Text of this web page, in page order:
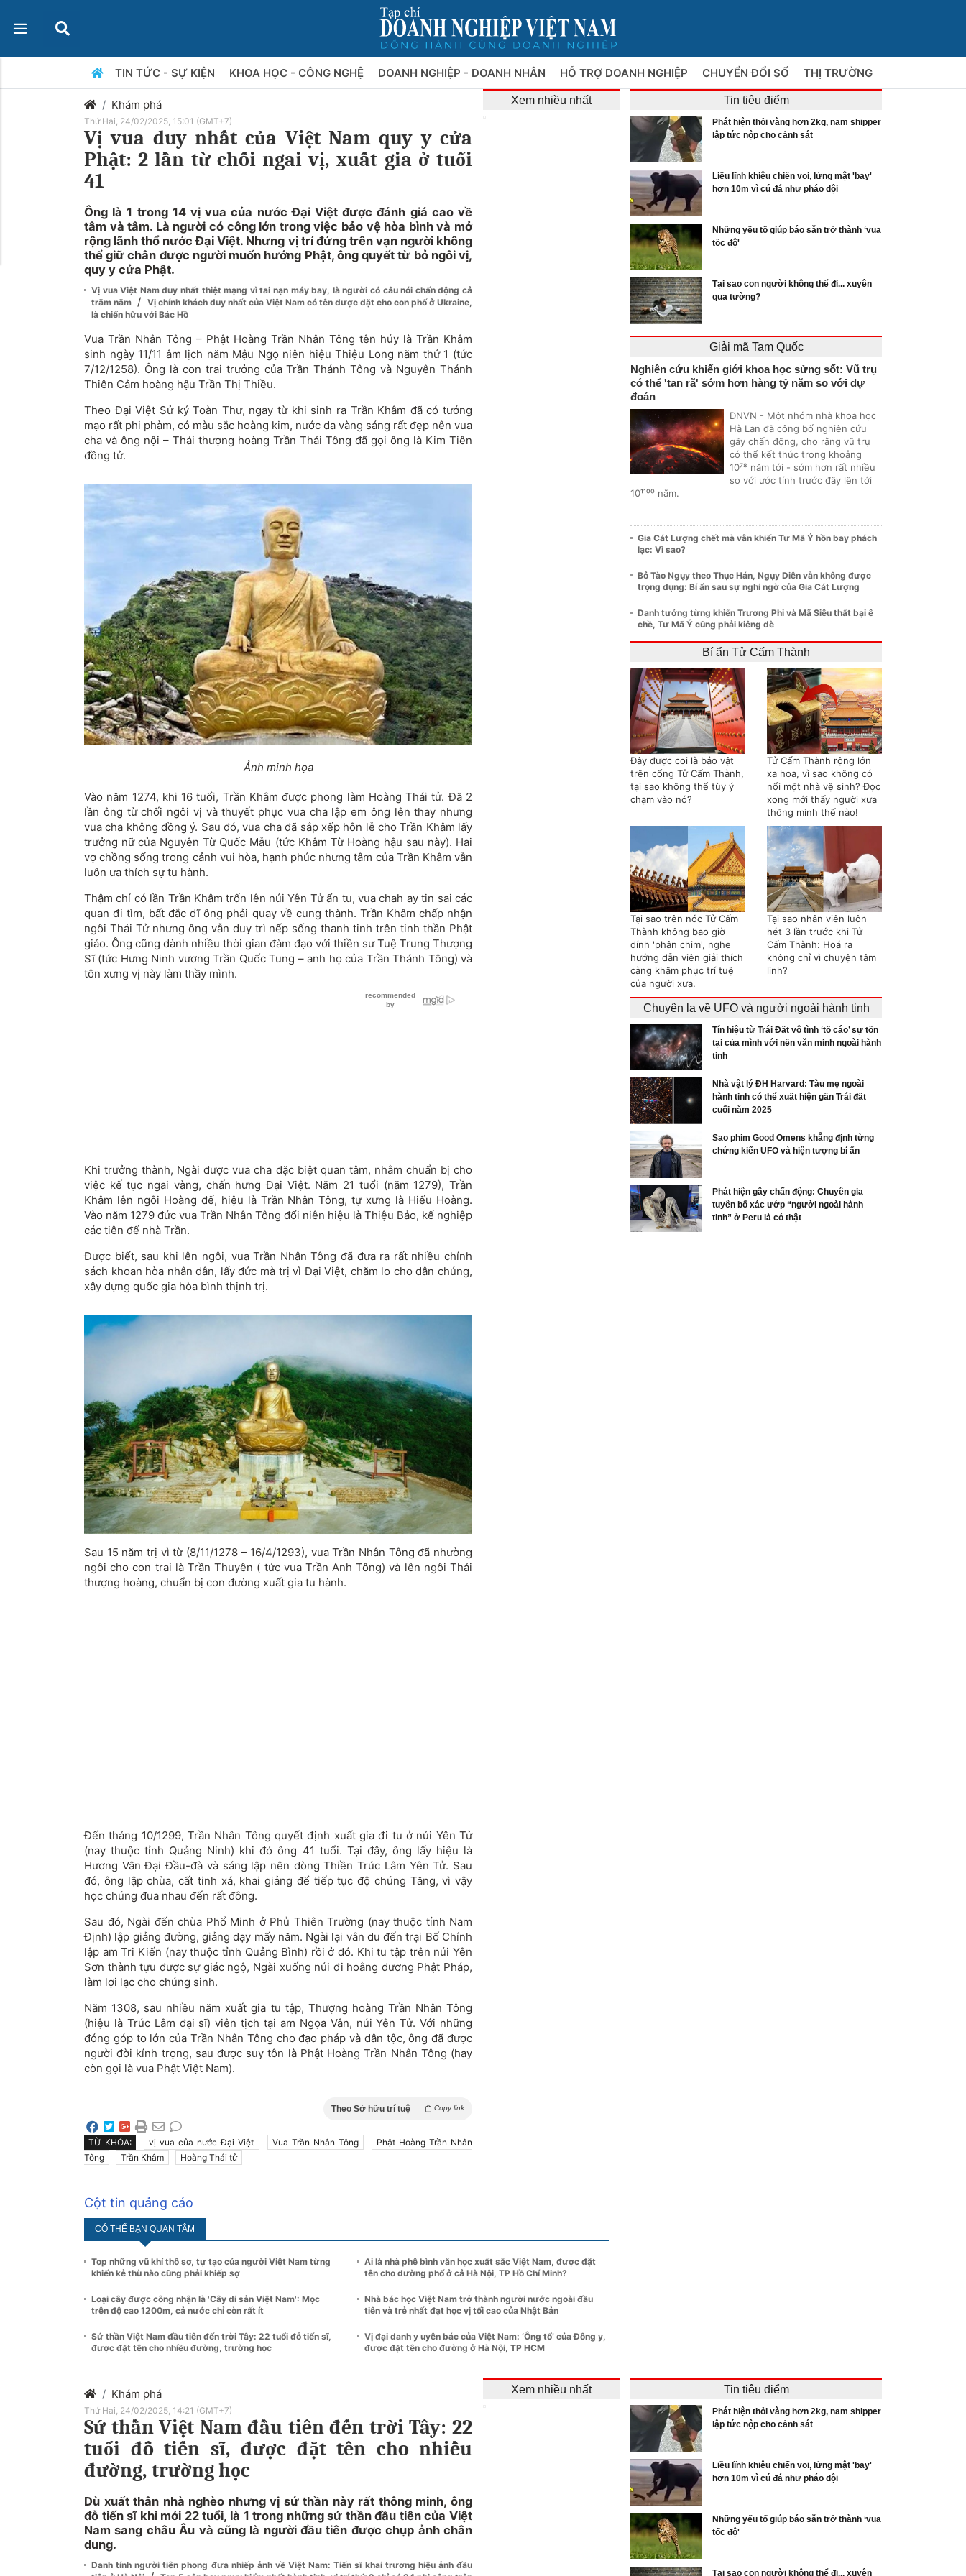
TIN TỨC - SỰ KIỆN KHOA HỌC - CÔNG NGHỆ DOANH NGHIỆP - DOANH NHÂN HỖ TRỢ DOANH NGHIỆP CHUYỂN ĐỔI SỐ THỊ TRƯỜNG
Khám phá
Thứ Hai, 24/02/2025, 15:01 (GMT+7)
Vị vua duy nhất của Việt Nam quy y cửa
Phật: 2 lần từ chối ngai vị, xuất gia ở tuổi
41
Ông là 1 trong 14 vị vua của nước Đại Việt được đánh giá cao về
tâm và tâm. Là người có công lớn trong việc bảo vệ hòa bình và mở
rộng lãnh thổ nước Đại Việt. Nhưng vị trí đứng trên vạn người không
thể giữ chân được người muốn hướng Phật, ông quyết từ bỏ ngôi vị,
quy y cửa Phật.
Vị vua Việt Nam duy nhất thiệt mạng vì tai nạn máy bay, là người có câu nói chấn động cả
trăm năm / Vị chính khách duy nhất của Việt Nam có tên được đặt cho con phố ở Ukraine,
là chiến hữu với Bác Hồ
Vua Trần Nhân Tông – Phật Hoàng Trần Nhân Tông tên húy là Trần Khâm
sinh ngày 11/11 âm lịch năm Mậu Ngọ niên hiệu Thiệu Long năm thứ 1 (tức
7/12/1258). Ông là con trai trưởng của Trần Thánh Tông và Nguyên Thánh
Thiên Cảm hoàng hậu Trần Thị Thiều.
Theo Đại Việt Sử ký Toàn Thư, ngay từ khi sinh ra Trần Khâm đã có tướng
mạo rất phi phàm, có màu sắc hoàng kim, nước da vàng sáng rất đẹp nên vua
cha và ông nội – Thái thượng hoàng Trần Thái Tông đã gọi ông là Kim Tiên
đồng tử.
Ảnh minh họa
Vào năm 1274, khi 16 tuổi, Trần Khâm được phong làm Hoàng Thái tử. Đã 2
lần ông từ chối ngôi vị và thuyết phục vua cha lập em ông lên thay nhưng
vua cha không đồng ý. Sau đó, vua cha đã sắp xếp hôn lễ cho Trần Khâm lấy
trưởng nữ của Nguyên Từ Quốc Mẫu (tức Khâm Từ Hoàng hậu sau này). Hai
vợ chồng sống trong cảnh vui hòa, hạnh phúc nhưng tâm của Trần Khâm vẫn
luôn ưa thích sự tu hành.
Thậm chí có lần Trần Khâm trốn lên núi Yên Tử ẩn tu, vua chah ay tin sai các
quan đi tìm, bất đắc dĩ ông phải quay về cung thành. Trần Khâm chấp nhận
ngôi Thái Tử nhưng ông vẫn duy trì nếp sống thanh tinh trên tinh thần Phật
giáo. Ông cũng dành nhiều thời gian đàm đạo với thiền sư Tuệ Trung Thượng
Sĩ (tức Hưng Ninh vương Trần Quốc Tung – anh họ của Trần Thánh Tông) và
tôn xưng vị này làm thầy mình.
Khi trưởng thành, Ngài được vua cha đặc biệt quan tâm, nhằm chuẩn bị cho
việc kế tục ngai vàng, chấn hưng Đại Việt. Năm 21 tuổi (năm 1279), Trần
Khâm lên ngôi Hoàng đế, hiệu là Trần Nhân Tông, tự xưng là Hiếu Hoàng.
Vào năm 1279 đức vua Trần Nhân Tông đổi niên hiệu là Thiệu Bảo, kế nghiệp
các tiên đế nhà Trần.
Được biết, sau khi lên ngôi, vua Trần Nhân Tông đã đưa ra rất nhiều chính
sách khoan hòa nhân dân, lấy đức mà trị vì Đại Việt, chăm lo cho dân chúng,
xây dựng quốc gia hòa bình thịnh trị.
Sau 15 năm trị vì từ (8/11/1278 – 16/4/1293), vua Trần Nhân Tông đã nhường
ngôi cho con trai là Trần Thuyên ( tức vua Trần Anh Tông) và lên ngôi Thái
thượng hoàng, chuẩn bị con đường xuất gia tu hành.
Đến tháng 10/1299, Trần Nhân Tông quyết định xuất gia đi tu ở núi Yên Tử
(nay thuộc tỉnh Quảng Ninh) khi đó ông 41 tuổi. Tại đây, ông lấy hiệu là
Hương Vân Đại Đầu-đà và sáng lập nên dòng Thiền Trúc Lâm Yên Tử. Sau
đó, ông lập chùa, cất tinh xá, khai giảng để tiếp tục độ chúng Tăng, vì vậy
học chúng đua nhau đến rất đông.
Sau đó, Ngài đến chùa Phổ Minh ở Phủ Thiên Trường (nay thuộc tỉnh Nam
Định) lập giảng đường, giảng dạy mấy năm. Ngài lại vân du đến trại Bố Chính
lập am Tri Kiến (nay thuộc tỉnh Quảng Bình) rồi ở đó. Khi tu tập trên núi Yên
Sơn thành tựu được sự giác ngộ, Ngài xuống núi đi hoằng dương Phật Pháp,
làm lợi lạc cho chúng sinh.
Năm 1308, sau nhiều năm xuất gia tu tập, Thượng hoàng Trần Nhân Tông
(hiệu là Trúc Lâm đại sĩ) viên tịch tại am Ngọa Vân, núi Yên Tử. Với những
đóng góp to lớn của Trần Nhân Tông cho đạo pháp và dân tộc, ông đã được
người đời kính trọng, sau được suy tôn là Phật Hoàng Trần Nhân Tông (hay
còn gọi là vua Phật Việt Nam).
Theo Sở hữu trí tuệ Copy link
TỪ KHÓA: vị vua của nước Đại Việt Vua Trần Nhân Tông
Phật Hoàng Trần Nhân
Tông
Trần Khâm Hoàng Thái tử
Xem nhiều nhất
Cột tin quảng cáo
CÓ THỂ BẠN QUAN TÂM
Top những vũ khí thô sơ, tự tạo của người Việt Nam từng
khiến kẻ thù nào cũng phải khiếp sợ
Loại cây được công nhận là 'Cây di sản Việt Nam': Mọc
trên độ cao 1200m, cả nước chỉ còn rất ít
Sứ thần Việt Nam đầu tiên đến trời Tây: 22 tuổi đỗ tiến sĩ,
được đặt tên cho nhiều đường, trường học
Ai là nhà phê bình văn học xuất sắc Việt Nam, được đặt
tên cho đường phố ở cả Hà Nội, TP Hồ Chí Minh?
Nhà bác học Việt Nam trở thành người nước ngoài đầu
tiên và trẻ nhất đạt học vị tối cao của Nhật Bản
Vị đại danh y uyên bác của Việt Nam: ‘Ông tổ’ của Đông y,
được đặt tên cho đường ở Hà Nội, TP HCM
Tin tiêu điểm
Phát hiện thỏi vàng hơn 2kg, nam shipper
lập tức nộp cho cảnh sát
Liều lĩnh khiêu chiến voi, lửng mật 'bay'
hơn 10m vì cú đá như pháo dội
Những yếu tố giúp báo săn trở thành ‘vua
tốc độ'
Tại sao con người không thể đi... xuyên
qua tường?
Giải mã Tam Quốc
Nghiên cứu khiến giới khoa học sửng sốt: Vũ trụ
có thể 'tan rã' sớm hơn hàng tỷ năm so với dự
đoán
DNVN - Một nhóm nhà khoa học
Hà Lan đã công bố nghiên cứu
gây chấn động, cho rằng vũ trụ
có thể kết thúc trong khoảng
10⁷⁸ năm tới - sớm hơn rất nhiều
so với ước tính trước đây lên tới
10¹¹⁰⁰ năm.
Gia Cát Lượng chết mà vẫn khiến Tư Mã Ý hồn bay phách
lạc: Vì sao?
Bỏ Tào Ngụy theo Thục Hán, Ngụy Diên vẫn không được
trọng dụng: Bí ẩn sau sự nghi ngờ của Gia Cát Lượng
Danh tướng từng khiến Trương Phi và Mã Siêu thất bại ê
chề, Tư Mã Ý cũng phải kiêng dè
Bí ẩn Tử Cấm Thành
Đây được coi là bảo vật
trên cổng Tử Cấm Thành,
tại sao không thể tùy ý
chạm vào nó?
Tử Cấm Thành rộng lớn
xa hoa, vì sao không có
nổi một nhà vệ sinh? Đọc
xong mới thấy người xưa
thông minh thế nào!
Tại sao trên nóc Tử Cấm
Thành không bao giờ
dính 'phân chim', nghe
hướng dẫn viên giải thích
càng khâm phục trí tuệ
của người xưa.
Tại sao nhân viên luôn
hét 3 lần trước khi Tử
Cấm Thành: Hoá ra
không chỉ vì chuyện tâm
linh?
Chuyện lạ về UFO và người ngoài hành tinh
Tín hiệu từ Trái Đất vô tình ‘tố cáo’ sự tồn
tại của mình với nền văn minh ngoài hành
tinh
Nhà vật lý ĐH Harvard: Tàu mẹ ngoài
hành tinh có thể xuất hiện gần Trái đất
cuối năm 2025
Sao phim Good Omens khẳng định từng
chứng kiến UFO và hiện tượng bí ẩn
Phát hiện gây chấn động: Chuyên gia
tuyên bố xác ướp “người ngoài hành
tinh” ở Peru là có thật
Khám phá
Thứ Hai, 24/02/2025, 14:21 (GMT+7)
Sứ thần Việt Nam đầu tiên đến trời Tây: 22
tuổi đỗ tiến sĩ, được đặt tên cho nhiều
đường, trường học
Dù xuất thân nhà nghèo nhưng vị sứ thần này rất thông minh, ông
đỗ tiến sĩ khi mới 22 tuổi, là 1 trong những sứ thần đầu tiên của Việt
Nam sang châu Âu và cũng là người đầu tiên được chụp ảnh chân
dung.
Danh tính người tiên phong đưa nhiếp ảnh về Việt Nam: Tiến sĩ khai trương hiệu ảnh đầu
Xem nhiều nhất Tin tiêu điểm
Phát hiện thỏi vàng hơn 2kg, nam shipper
lập tức nộp cho cảnh sát
Liều lĩnh khiêu chiến voi, lửng mật 'bay'
hơn 10m vì cú đá như pháo dội
Những yếu tố giúp báo săn trở thành ‘vua
tốc độ'
Tại sao con người không thể đi... xuyên